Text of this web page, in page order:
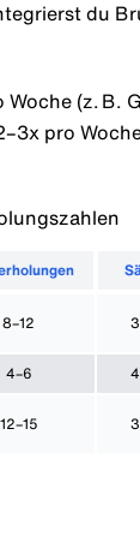
du
Woche (z. B.
pro
8–12
4–6
12–15